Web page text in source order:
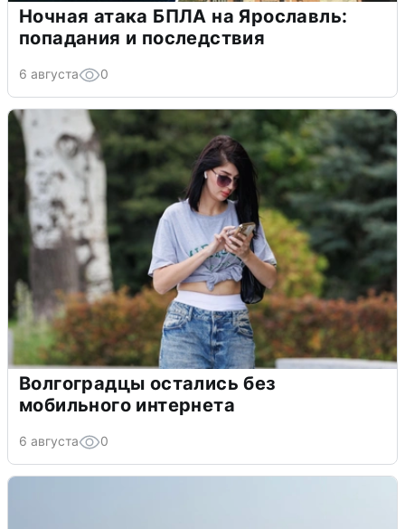
Ночная атака БПЛА на Ярославль:
попадания и последствия
6 августа 0
Волгоградцы остались без
мобильного интернета
6 августа 0